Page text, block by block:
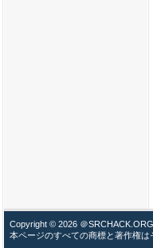
Copyright © 2026 ＠
本ページのすべての商標と著作権は